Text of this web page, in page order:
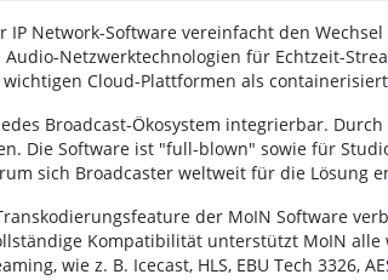
IP Network-Software vereinfacht den
Netzwerktechnologien für Echtzeit-
Cloud-Plattformen als
Broadcast-Ökosystem integrierbar.
Die Software ist "full-blown" sowie für
sich Broadcaster weltweit für die Lösung
der MoIN Software
Kompatibilität unterstützt MoIN
wie z. B. Icecast, HLS, EBU Tech 3326,